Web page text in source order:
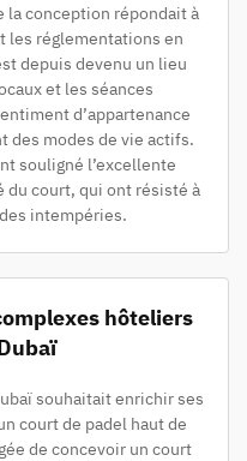
la conception répondait à
les réglementations en
depuis devenu un lieu
et les séances
d’appartenance
des modes de vie actifs.
souligné l’excellente
du court, qui ont résisté à
intempéries.
hôteliers
souhaitait enrichir ses
court de padel haut de
de concevoir un court